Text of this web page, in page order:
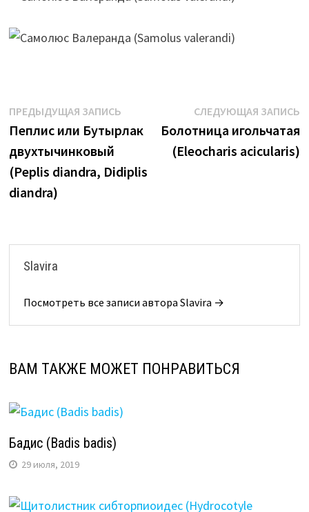
Навигация
по
записям
ПРЕДЫДУЩАЯ ЗАПИСЬПредыдущая
запись:
Пеплис или Бутырлак
двухтычинковый
(Peplis diandra, Didiplis
diandra)
СЛЕДУЮЩАЯ ЗАПИСЬ
Болотница игольчатая
(Eleocharis acicularis)
Slavira
Посмотреть все записи автора Slavira →
ВАМ ТАКЖЕ МОЖЕТ ПОНРАВИТЬСЯ
Бадис (Badis badis)
29 июля, 2019